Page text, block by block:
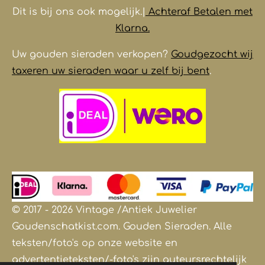
Dit is bij ons ook mogelijk.|
Achteraf Betalen met
Klarna.
Uw gouden sieraden verkopen? Goudgezocht wij
taxeren uw sieraden waar u zelf bij bent.
© 2017 - 2026 Vintage /Antiek Juwelier
Goudenschatkist.com. Gouden Sieraden. Alle
teksten/foto's op onze website en
advertentieteksten/-foto's zijn auteursrechtelijk